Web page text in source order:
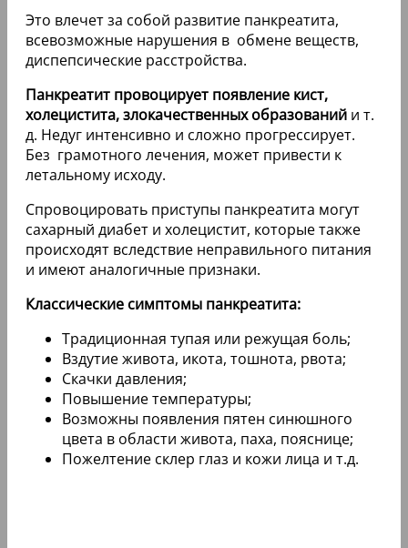
Это влечет за собой развитие панкреатита,
всевозможные нарушения в обмене веществ,
диспепсические расстройства.
Панкреатит провоцирует появление кист,
холецистита, злокачественных образований и т.
д. Недуг интенсивно и сложно прогрессирует.
Без грамотного лечения, может привести к
летальному исходу.
Спровоцировать приступы панкреатита могут
сахарный диабет и холецистит, которые также
происходят вследствие неправильного питания
и имеют аналогичные признаки.
Классические симптомы панкреатита:
Традиционная тупая или режущая боль;
Вздутие живота, икота, тошнота, рвота;
Скачки давления;
Повышение температуры;
Возможны появления пятен синюшного
цвета в области живота, паха, пояснице;
Пожелтение склер глаз и кожи лица и т.д.